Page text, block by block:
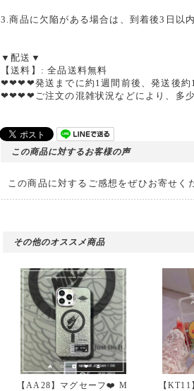
3.商品に欠陥がある場合は、到着後3日以
▼配送▼
【送料】: 全品送料無料
❤❤❤❤発送までに約1週間前後、発送後約
❤❤❤❤ご注文の混雑状況などにより、多少
この商品に対するお客様の声
この商品に対するご感想をぜひお寄せく
その他のオススメ商品
【AA28】マグセーフ❤️ M
【